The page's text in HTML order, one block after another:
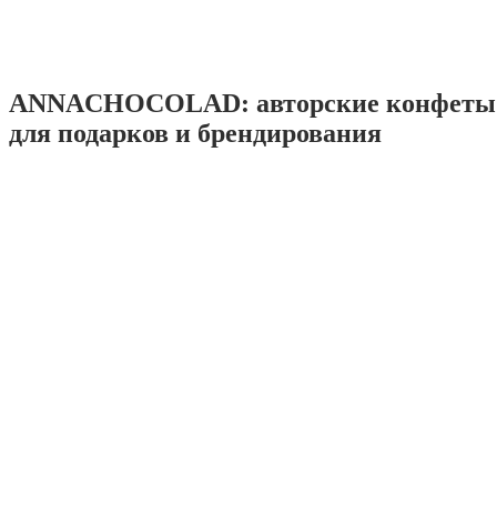
ANNACHOCOLAD: авторские
для подарков и брендирования